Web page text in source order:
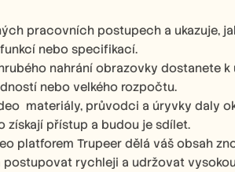
pracovních postupech a ukazuje,
nebo specifikací.
nahrání obrazovky dostanete
nebo velkého rozpočtu.
materiály, průvodci a úryvky daly
získají přístup a budou je sdílet.
platforem Trupeer dělá váš obsah
rychleji a udržovat